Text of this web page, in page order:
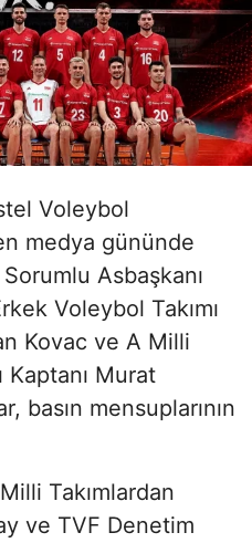
Voleybol
medya gününde
Asbaşkanı
Voleybol Takımı
Kovac ve A Milli
Kaptanı Murat
basın mensuplarının
Takımlardan
ve TVF Denetim